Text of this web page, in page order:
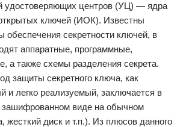
удостоверяющих центров (УЦ) — ядра
ключей (ИОК). Известны
обеспечения секретности ключей, в
аппаратные, программные,
а также схемы разделения секрета.
защиты секретного ключа, как
и легко реализуемый, заключается в
зашифрованном виде на обычном
жесткий диск и т.п.). Из плюсов данного